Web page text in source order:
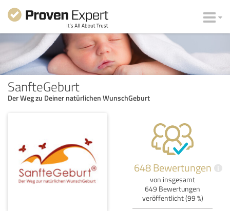
SanfteGeburt
Der Weg zu Deiner natürlichen WunschGeburt
648 Bewertungen i
von insgesamt
649 Bewertungen
veröffentlicht (99 %)